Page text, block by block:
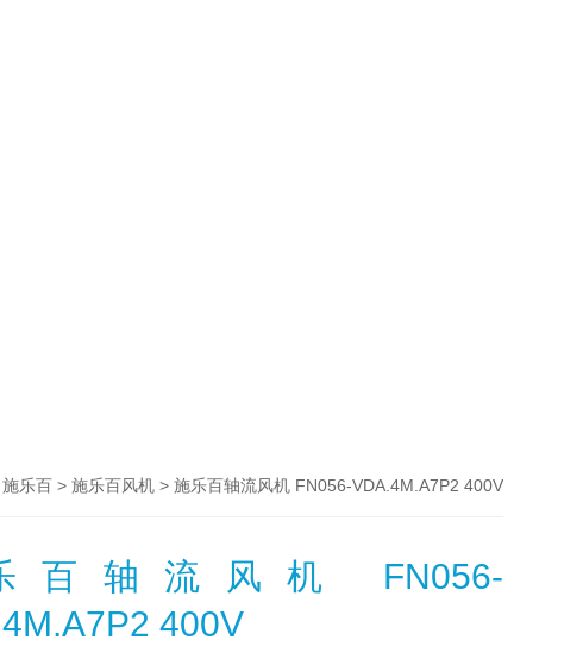
施乐百> 施乐百风机> 施乐百轴流风机 FN056-VDA.4M.A7P2 400V
百轴流风机 FN056-
400V